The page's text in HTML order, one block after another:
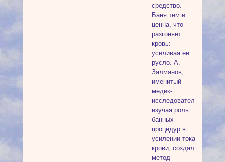
средство.
Баня тем и
ценна, что
разгоняет
кровь:
усиливая ее
русло. А.
Залманов,
именитый
медик-
исследователь,
изучая роль
банных
процедур в
усилении тока
крови, создал
метод